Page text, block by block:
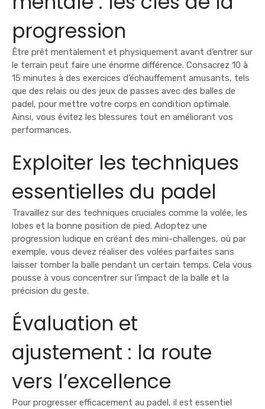
progression
Être prêt mentalement et physiquement avant d’entrer sur
le terrain peut faire une énorme différence. Consacrez 10 à
15 minutes à des exercices d’échauffement amusants, tels
que des relais ou des jeux de passes avec des balles de
padel, pour mettre votre corps en condition optimale.
Ainsi, vous évitez les blessures tout en améliorant vos
performances.
Exploiter les techniques
essentielles du padel
Travaillez sur des techniques cruciales comme la volée, les
lobes et la bonne position de pied. Adoptez une
progression ludique en créant des mini-challenges, où par
exemple, vous devez réaliser des volées parfaites sans
laisser tomber la balle pendant un certain temps. Cela vous
pousse à vous concentrer sur l’impact de la balle et la
précision du geste.
Évaluation et
ajustement : la route
vers l’excellence
Pour progresser efficacement au padel, il est essentiel